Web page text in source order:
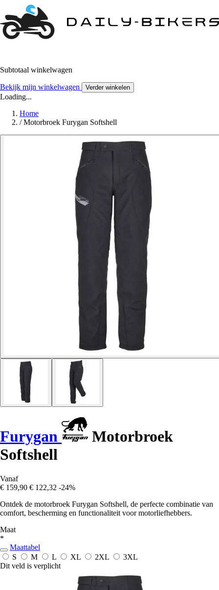
Subtotaal winkelwagen
Bekijk mijn winkelwagen Verder winkelen
Loading...
Home
/ Motorbroek Furygan Softshell
Furygan
Motorbroek
Softshell
Vanaf
€ 159,90 € 122,32 -24%
Ontdek de motorbroek Furygan Softshell, de perfecte combinatie van
comfort, bescherming en functionaliteit voor motorliefhebbers.
Maat
*
Maattabel
S
M L XL 2XL
3XL
Dit veld is verplicht